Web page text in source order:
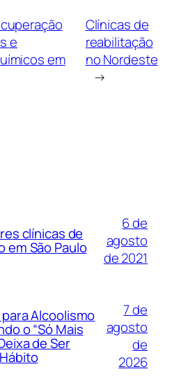
e
em
Clínicas de
reabilitação
no Nordeste
→
clínicas de
em São Paulo
6 de
agosto
de 2021
Alcoolismo
o “Só Mais
de Ser
7 de
agosto
de
2026